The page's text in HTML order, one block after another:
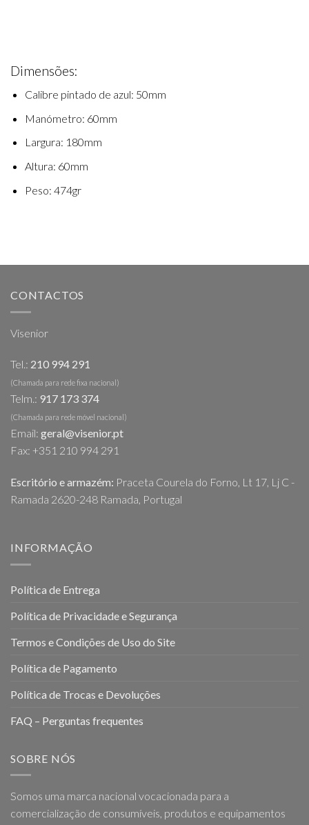
Dimensões:
Calibre pintado de azul: 50mm
Manómetro: 60mm
Largura: 180mm
Altura: 60mm
Peso: 474gr
CONTACTOS
Visenior
Tel.: 210 994 291
(Chamada para rede fixa nacional)
Telm.: 917 173 374
(Chamada para rede móvel nacional)
Email: geral@visenior.pt
Fax: +351 210 994 291
Escritório e armazém: Praceta Courela do Forno, Lt 17, Lj C -
Ramada 2620-248 Ramada, Portugal
INFORMAÇÃO
Política de Entrega
Política de Privacidade e Segurança
Termos e Condições de Uso do Site
Política de Pagamento
Política de Trocas e Devoluções
FAQ – Perguntas frequentes
SOBRE NÓS
Somos uma marca nacional vocacionada para a
comercialização de consumíveis, produtos e equipamentos